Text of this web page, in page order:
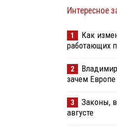
Интересное
1
Как
работающих
2
зачем
3
Законы,
августе